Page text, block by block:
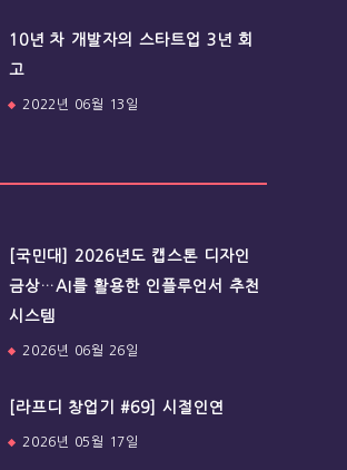
10년 차 개발자의 스타트업 3년 회
고
2022년 06월 13일
[국민대] 2026년도 캡스톤 디자인
금상…AI를 활용한 인플루언서 추천
시스템
2026년 06월 26일
[라프디 창업기 #69] 시절인연
2026년 05월 17일